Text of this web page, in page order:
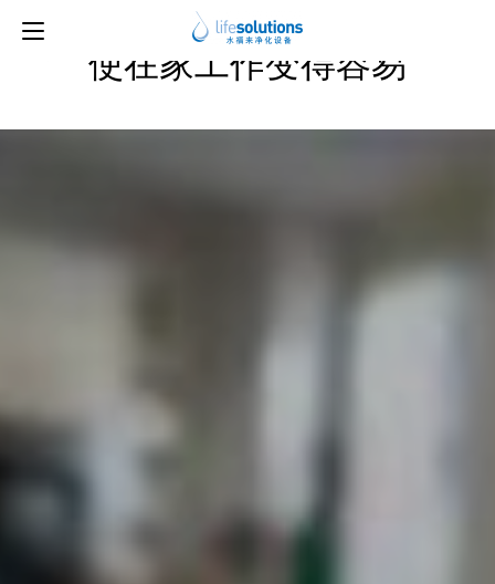
分类： KITCHEN CONVERSATIONS
使在家工作变得容易